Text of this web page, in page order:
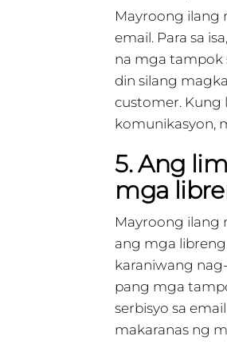
Mayroong ilang
email. Para sa
na mga tampok
din silang
customer. Kung
komunikasyon,
5. Ang
mga
Mayroong ilang
ang mga
karaniwang
pang mga
serbisyo sa
makaranas ng